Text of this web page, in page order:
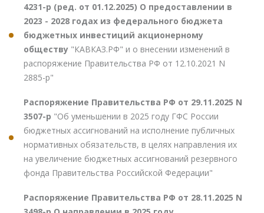
4231-р (ред. от 01.12.2025) О предоставлении в
2023 - 2028 годах из федерального бюджета
бюджетных инвестиций акционерному
обществу "КАВКАЗ.РФ" и о внесении изменений в
распоряжение Правительства РФ от 12.10.2021 N
2885-р"
Распоряжение Правительства РФ от 29.11.2025 N
3507-р "Об уменьшении в 2025 году ГФС России
бюджетных ассигнований на исполнение публичных
нормативных обязательств, в целях направления их
на увеличение бюджетных ассигнований резервного
фонда Правительства Российской Федерации"
Распоряжение Правительства РФ от 28.11.2025 N